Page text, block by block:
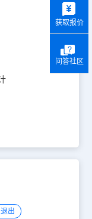
出
获取报价
问答社区